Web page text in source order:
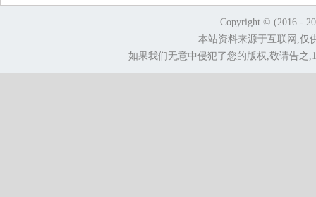
Copyright © (2016 -
本站资料来源于互联网,仅
如果我们无意中侵犯了您的版权,敬请告之